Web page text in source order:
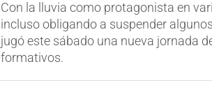
Con la lluvia como protagonista en
incluso obligando a suspender
jugó este sábado una nueva jornada
formativos.